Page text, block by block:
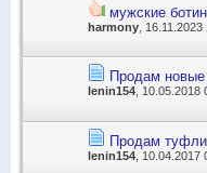
мужские
harmony ,
Продам
lenin154 , 10.05.2018
Продам туфли
lenin154 , 10.04.2017